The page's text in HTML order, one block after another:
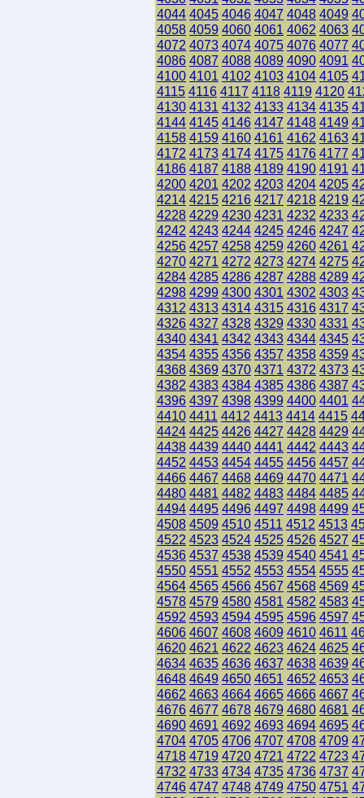
4044 4045 4046 4047 4048 4049
4058 4059 4060 4061 4062 4063
4072 4073 4074 4075 4076 4077
4086 4087 4088 4089 4090 4091
4100 4101 4102 4103 4104 4105
4115 4116 4117 4118 4119 4120
4130 4131 4132 4133 4134 4135
4144 4145 4146 4147 4148 4149
4158 4159 4160 4161 4162 4163
4172 4173 4174 4175 4176 4177
4186 4187 4188 4189 4190 4191
4200 4201 4202 4203 4204 4205
4214 4215 4216 4217 4218 4219
4228 4229 4230 4231 4232 4233
4242 4243 4244 4245 4246 4247
4256 4257 4258 4259 4260 4261
4270 4271 4272 4273 4274 4275
4284 4285 4286 4287 4288 4289
4298 4299 4300 4301 4302 4303
4312 4313 4314 4315 4316 4317
4326 4327 4328 4329 4330 4331
4340 4341 4342 4343 4344 4345
4354 4355 4356 4357 4358 4359
4368 4369 4370 4371 4372 4373
4382 4383 4384 4385 4386 4387
4396 4397 4398 4399 4400 4401
4410 4411 4412 4413 4414 4415
4424 4425 4426 4427 4428 4429
4438 4439 4440 4441 4442 4443
4452 4453 4454 4455 4456 4457
4466 4467 4468 4469 4470 4471
4480 4481 4482 4483 4484 4485
4494 4495 4496 4497 4498 4499
4508 4509 4510 4511 4512 4513
4522 4523 4524 4525 4526 4527
4536 4537 4538 4539 4540 4541
4550 4551 4552 4553 4554 4555
4564 4565 4566 4567 4568 4569
4578 4579 4580 4581 4582 4583
4592 4593 4594 4595 4596 4597
4606 4607 4608 4609 4610 4611
4620 4621 4622 4623 4624 4625
4634 4635 4636 4637 4638 4639
4648 4649 4650 4651 4652 4653
4662 4663 4664 4665 4666 4667
4676 4677 4678 4679 4680 4681
4690 4691 4692 4693 4694 4695
4704 4705 4706 4707 4708 4709
4718 4719 4720 4721 4722 4723
4732 4733 4734 4735 4736 4737
4746 4747 4748 4749 4750 4751